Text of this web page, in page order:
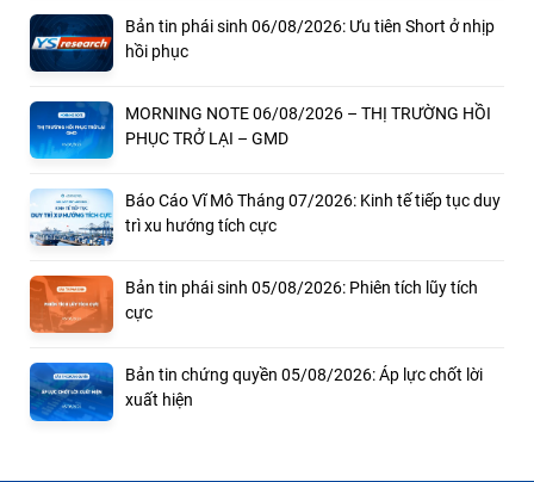
Bản tin phái sinh 06/08/2026: Ưu tiên Short ở nhịp
hồi phục
MORNING NOTE 06/08/2026 – THỊ TRƯỜNG HỒI
PHỤC TRỞ LẠI – GMD
Báo Cáo Vĩ Mô Tháng 07/2026: Kinh tế tiếp tục duy
trì xu hướng tích cực
Bản tin phái sinh 05/08/2026: Phiên tích lũy tích
cực
Bản tin chứng quyền 05/08/2026: Áp lực chốt lời
xuất hiện